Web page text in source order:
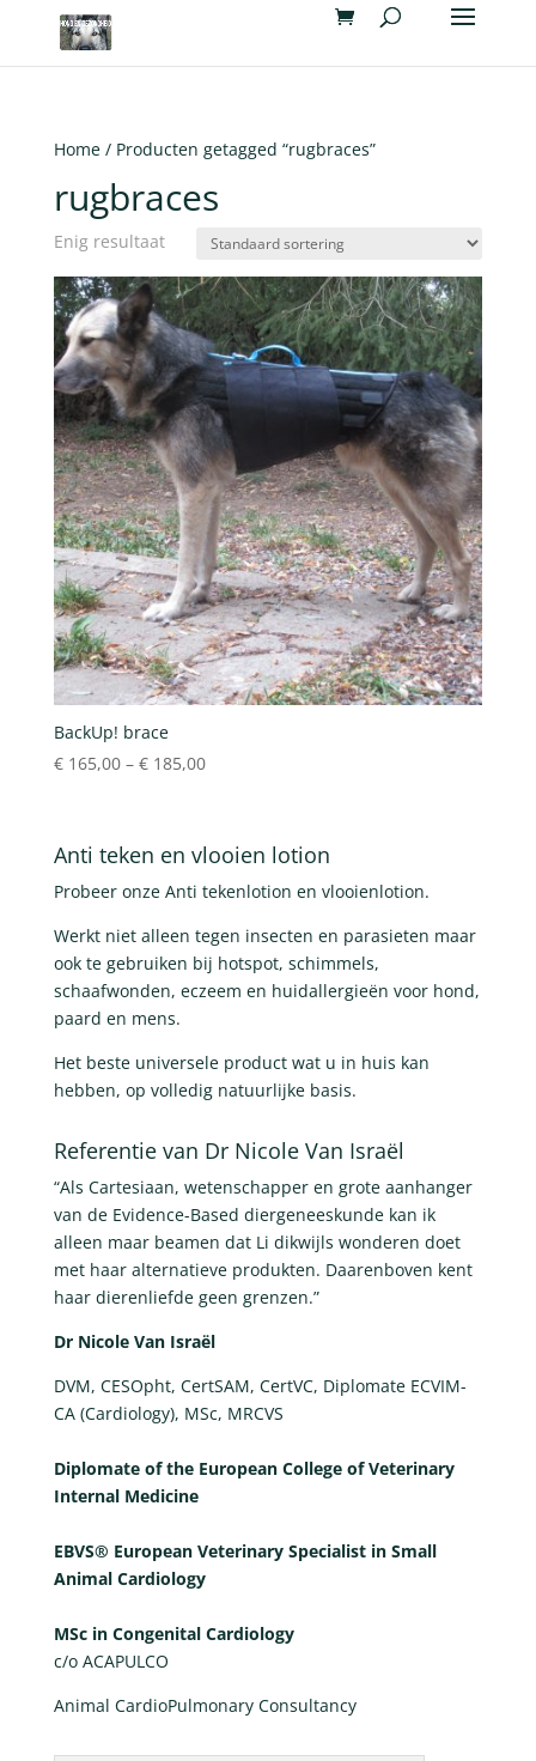
Home/ Producten getagged “rugbraces”
rugbraces
Enig resultaat
BackUp! brace
€165,00– €185,00
Anti teken en vlooien lotion
Probeer onze Anti tekenlotion en vlooienlotion.
Werkt niet alleen tegen insecten en parasieten maar
ook te gebruiken bij hotspot, schimmels,
schaafwonden, eczeem en huidallergieën voor hond,
paard en mens.
Het beste universele product wat u in huis kan
hebben, op volledig natuurlijke basis.
Referentie van Dr Nicole Van Israël
“Als Cartesiaan, wetenschapper en grote aanhanger
van de Evidence-Based diergeneeskunde kan ik
alleen maar beamen dat Li dikwijls wonderen doet
met haar alternatieve produkten. Daarenboven kent
haar dierenliefde geen grenzen.”
Dr Nicole Van Israël
DVM, CESOpht, CertSAM, CertVC, Diplomate ECVIM-
CA (Cardiology), MSc, MRCVS
Diplomate of the European College of Veterinary
Internal Medicine
EBVS® European Veterinary Specialist in Small
Animal Cardiology
MSc in Congenital Cardiology
c/o ACAPULCO
Animal CardioPulmonary Consultancy